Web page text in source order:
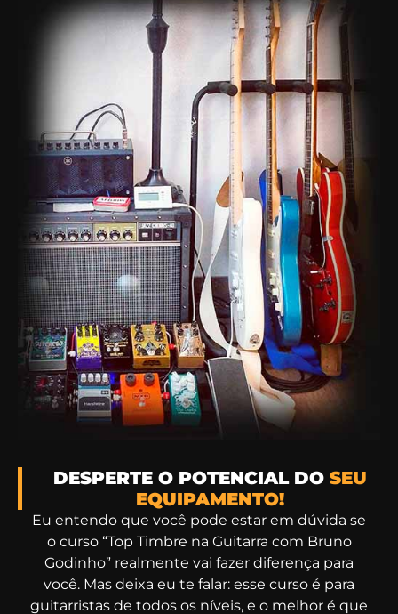
DESPERTE O POTENCIAL DO SEU
EQUIPAMENTO!
Eu entendo que você pode estar em dúvida se
o curso “Top Timbre na Guitarra com Bruno
Godinho” realmente vai fazer diferença para
você. Mas deixa eu te falar: esse curso é para
guitarristas de todos os níveis, e o melhor é que